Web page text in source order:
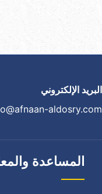
البريد الإلكتروني
aldosry.com
المساعدة